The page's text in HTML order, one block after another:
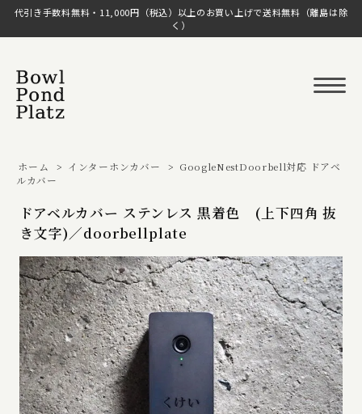
代引き手数料無料・11,000円（税込）以上のお買い上げで送料無料（離島は除
く）
ホーム > インターホンカバー > GoogleNestDoorbell対応 ドアベ
ルカバー
ドアベルカバー ステンレス 黒着色 (上下四角 抜
き文字)／doorbellplate